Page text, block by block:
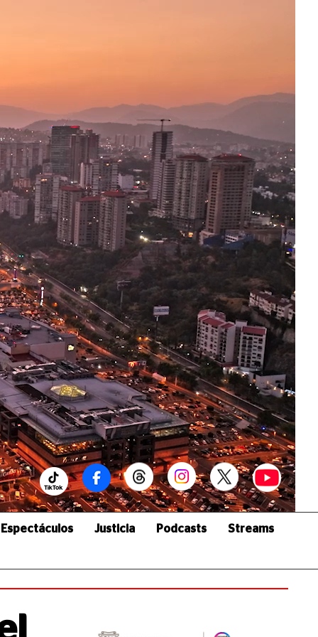
Espectáculos Justicia Podcasts Streams